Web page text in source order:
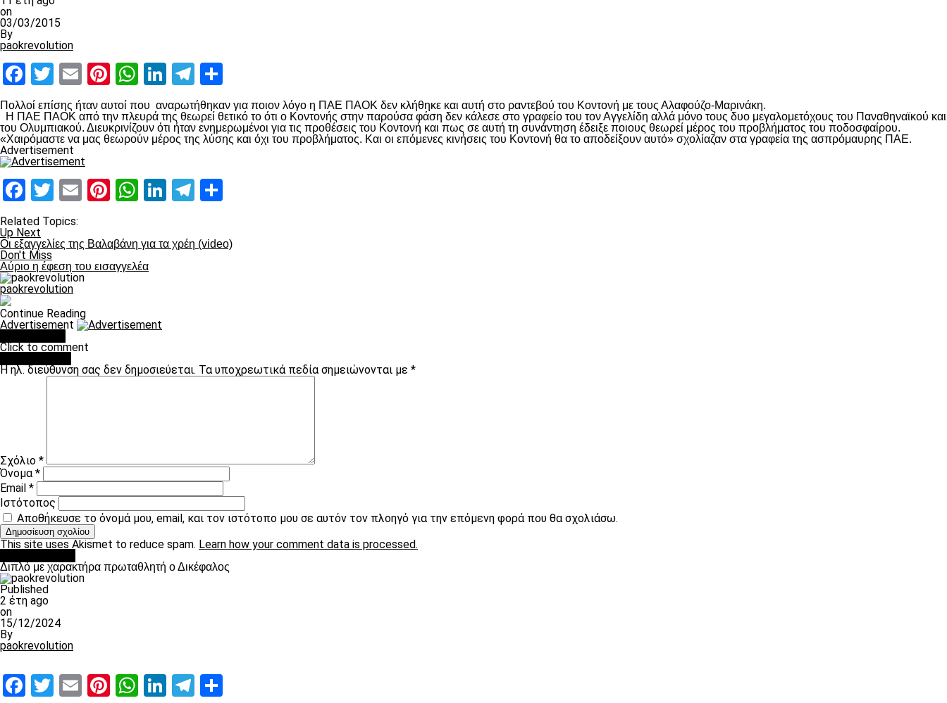
on
03/03/2015
By
paokrevolution
Facebook
Twitter
EmailPinterest
WhatsApp
LinkedIn
Telegram
Πολλοί επίσης ήταν αυτοί που αναρωτήθηκαν για ποιον λόγο η ΠΑΕ ΠΑΟΚ δεν κλήθηκε και αυτή στο ραντεβού του Κοντονή με τους Αλαφούζο-Μαρινάκη.
Η ΠΑΕ ΠΑΟΚ από την πλευρά της θεωρεί θετικό το ότι ο Κοντονής στην παρούσα φάση δεν κάλεσε στο γραφείο του τον Αγγελίδη αλλά μόνο τους δυο μεγαλομετόχους του Παναθηναϊκού και
του Ολυμπιακού. Διευκρινίζουν ότι ήταν ενημερωμένοι για τις προθέσεις του Κοντονή και πως σε αυτή τη συνάντηση έδειξε ποιους θεωρεί μέρος του προβλήματος του ποδοσφαίρου.
«Χαιρόμαστε να μας θεωρούν μέρος της λύσης και όχι του προβλήματος. Και οι επόμενες κινήσεις του Κοντονή θα το αποδείξουν αυτό» σχολίαζαν στα γραφεία της ασπρόμαυρης ΠΑΕ.
Advertisement
Facebook
Twitter
EmailPinterest
WhatsApp
LinkedIn
Telegram
Related Topics:
Up Next
Οι εξαγγελίες της Βαλαβάνη για τα χρέη (video)
Don't Miss
Αύριο η έφεση του εισαγγελέα
paokrevolution
Continue Reading
Advertisement
Click to comment
Η ηλ. διεύθυνση σας δεν δημοσιεύεται. Τα υποχρεωτικά πεδία σημειώνονται με *
Σχόλιο *
Όνομα*
Email *
Ιστότοπος
Αποθήκευσε το όνομά μου, email, και τον ιστότοπο μου σε αυτόν τον πλοηγό για την επόμενη φορά που θα σχολιάσω.
This site uses Akismet to reduce spam. Learn how your comment data is processed.
Διπλό με χαρακτήρα πρωταθλητή ο Δικέφαλος
Published
2 έτη ago
on
15/12/2024
By
paokrevolution
Facebook
Twitter
EmailPinterest
WhatsApp
LinkedIn
Telegram